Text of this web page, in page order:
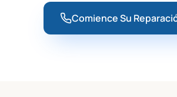
Comience Su